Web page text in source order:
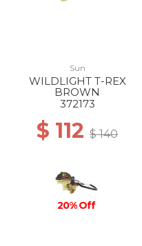
Sun
WILDLIGHT T-REX
BROWN
372173
$ 112 $ 140
20% Off